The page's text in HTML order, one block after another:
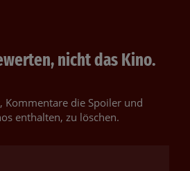
nicht das Kino.
Kommentare die Spoiler und
enthalten, zu löschen.